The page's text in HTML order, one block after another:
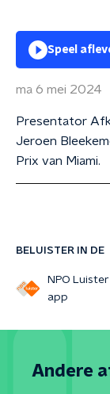
BELUISTER IN DE
NPO Luister
app
Speel
ma 6 mei 2024
Presentator
Jeroen
Prix van Miami.
Andere